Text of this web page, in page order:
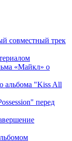
совместный трек
«Майкл» о
альбома "Kiss All
перед